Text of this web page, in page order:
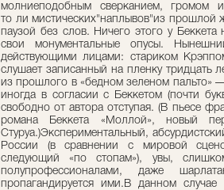
молниеподобным сверканием,
то ли мистических"наплывов"из
паузой без слов. Ничего этого у Беккета
свои монументальные опусы.
действующими лицами: стариком
слушает записанный на пленку тридцать
из прошлого в «бедном зеленом пальто»
иногда в согласии с Беккетом (почти
свободно от автора отступая. (В пьесе
романа Беккета «Моллой», новый
Стуруа.)Экспериментальный,
России (в сравнении с мировой
следующий «по стопам»), увы,
полупрофессионалами, даже
пропагандируется ими.В данном случае